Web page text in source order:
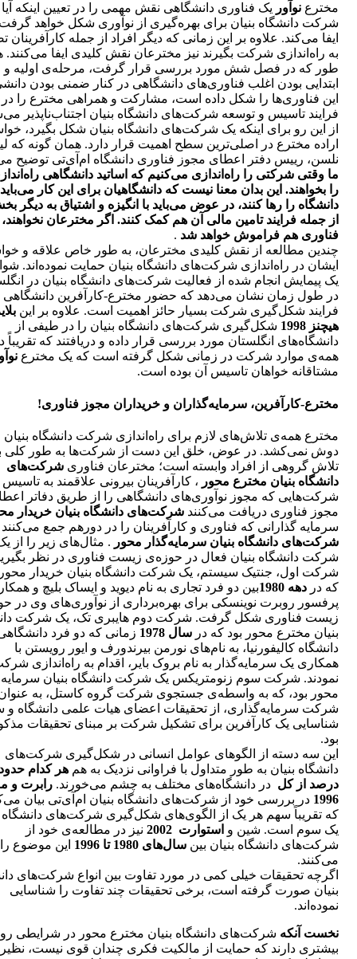
مخترع نوآور یک فناوری دانشگاهی نقش مهمی را در تعیین اینکه
شرکت دانشگاه بنیان برای بهره‌گیری از نوآوری شکل خواهد گرفت
ایفا می‌کند. علاوه بر این زمانی که دیگر افراد از جمله کارآفرینان
به راه‌اندازی شرکت بگیرند نیز مخترعان نقش کلیدی ایفا می‌کنند.
طور که در فصل شش مورد بررسی قرار گرفت، مرحله‌ی اولیه و
ابتدایی بودن اغلب فناوری‌های دانشگاهی در کنار ضمنی بودن
این فناوری‌ها را شکل داده است، مشارکت و همراهی مخترع را در
فرایند تاسیس و توسعه شرکت‌های دانشگاه بنیان اجتناب‌ناپذیر
از این رو برای اینکه یک شرکت‌های دانشگاه بنیان شکل بگیرد،
اراده مخترع در اصلی‌ترین سطح اهمیت قرار دارد. همان گونه که
نلسن، رییس دفتر اعطای مجوز فناوری دانشگاه ام‌آی‌تی توضیح
ما وقتی شرکتی را راه‌اندازی می‌کنیم که اساتید دانشگاهی
را بخواهند. این بدان معنا نیست که دانشگاهیان برای این کار می‌باید
دانشگاه را رها کنند، در عوض می‌باید با انگیزه و اشتیاق به دیگر
از جمله فرایند تامین مالی آن هم کمک کنند. اگر مخترعان نخواهند،
فناوری هم فراموش خواهد شد .
چندین مطالعه از نقش کلیدی مخترعان، به طور خاص علاقه و
ایشان در راه‌اندازی شرکت‌های دانشگاه بنیان حمایت نموده‌اند.
یک پیمایش انجام شده از فعالیت شرکت‌های دانشگاه بنیان در
در طول زمان نشان می‌دهد که حضور مخترع-کارآفرین دانشگاهی
فرایند شکل‌گیری شرکت بسیار حائز اهمیت است. علاوه بر این
هیچنز 1998
شکل‌گیری شرکت‌های دانشگاه بنیان را در طیفی از
دانشگاه‌های انگلستان مورد بررسی قرار داده و دریافتند که تقریباً
همه‌ی موارد شرکت در زمانی شکل گرفته است که یک مخترع
مشتاقانه خواهان تاسیس آن بوده است.
مخترع-کارآفرین، سرمایه‌گذاران و خریداران مجوز فناوری!
مخترع همه‌ی تلاش‌های لازم برای راه‌اندازی شرکت دانشگاه بنیان
دوش نمی‌کشد. در عوض، خلق این دست از شرکت‌ها به طور کلی
تلاش گروهی از افراد وابسته است؛ مخترعان فناوری شرکت‌های
دانشگاه بنیان مخترع محور ، کارآفرینان بیرونی علاقمند به تاسیس
شرکت‌هایی که مجوز نوآوری‌های دانشگاهی را از طریق دفاتر
مجوز فناوری دریافت می‌کنند شرکت‌های دانشگاه بنیان خریدار
سرمایه گذارانی که فناوری و کارآفرینان را در دورهم جمع می‌کنند
شرکت‌های دانشگاه بنیان سرمایه‌گذار محور . مثال‌های زیر را از
شرکت دانشگاه بنیان فعال در حوزه‌ی زیست فناوری در نظر
شرکت اول، جنتیک سیستم، یک شرکت دانشگاه بنیان خریدار محور
که در دهه 1980
بین دو فرد تجاری به نام دیوید و ایساک بلیچ و
پرفسور روبرت نوینسکی برای بهره‌برداری از نوآوری‌های وی در
زیست فناوری شکل گرفت. شرکت دوم هایبری تک، یک شرکت
بنیان مخترع محور بود که در سال 1978
زمانی که دو فرد
دانشگاه کالیفورنیا، به نام‌های نورمن بیرندورف و ایور رویستن با
همکاری یک سرمایه‌گذار به نام بروک بایر، اقدام به راه‌اندازی
نمودند. شرکت سوم زنومتریکس یک شرکت دانشگاه بنیان سرمایه
محور بود، که به واسطه‌ی جستجوی شرکت گروه کاستل، به
شرکت سرمایه‌گذاری، از تحقیقات اعضای هیات علمی دانشگاه
شناسایی یک کارآفرین برای تشکیل شرکت بر مبنای تحقیقات
بود.
این سه دسته از الگوهای عوامل انسانی در شکل‌گیری شرکت‌های
دانشگاه بنیان به طور متداول با فراوانی نزدیک به هم
درصد از کل در دانشگاه‌های مختلف به چشم می‌خورند. رابرت و
1996 در بررسی خود از شرکت‌های دانشگاه بنیان ام‌آی‌تی بیان
که تقریباً سهم هر یک از الگوی‌های شکل‌گیری شرکت‌های دانشگاه
یک سوم است. شین و استوارت 2002
نیز در مطالعه‌ی خود از
شرکت‌های دانشگاه بنیان بین سال‌های 1980 تا 1996
این موضوع را
می‌کنند.
اگرچه تحقیقات خیلی کمی در مورد تفاوت بین انواع شرکت‌های
بنیان صورت گرفته است، برخی تحقیقات چند تفاوت را شناسایی
نموده‌اند.
نخست آنکه شرکت‌های دانشگاه بنیان مخترع محور در شرایطی
بیشتری دارند که حمایت از مالکیت فکری چندان قوی نیست، نظیر